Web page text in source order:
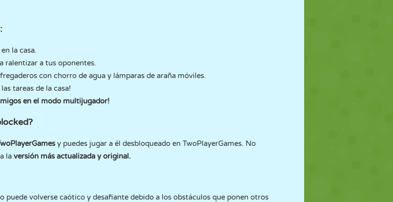
la casa.
ralentizar a tus oponentes.
con chorro de agua y lámparas de araña móviles.
tareas de la casa!
en el modo multijugador!
y puedes jugar a él desbloqueado en TwoPlayerGames. No
la versión más actualizada y original.
puede volverse caótico y desafiante debido a los obstáculos que ponen otros